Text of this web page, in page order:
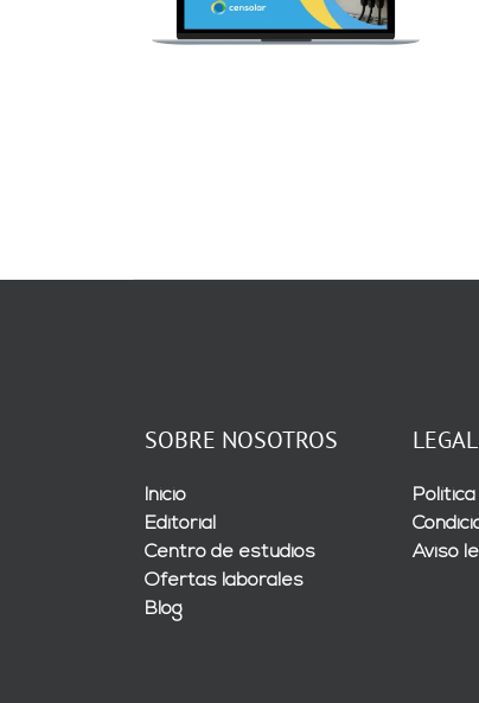
SOBRE NOSOTROS
Inicio
Editorial
Centro de estudios
Ofertas laborales
Blog
LEGAL
Política
Aviso